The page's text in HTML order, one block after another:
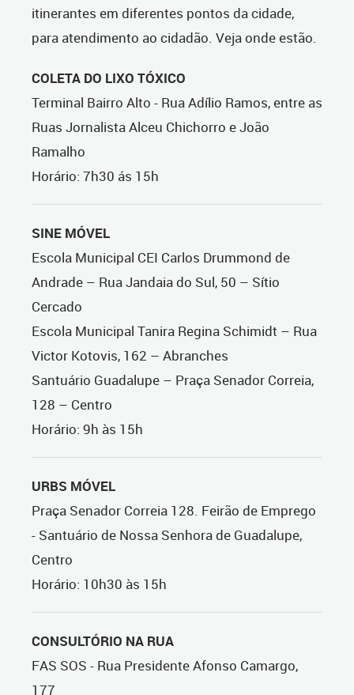
itinerantes em diferentes pontos da cidade,
para atendimento ao cidadão. Veja onde estão.
COLETA DO LIXO TÓXICO
Terminal Bairro Alto - Rua Adílio Ramos, entre as
Ruas Jornalista Alceu Chichorro e João
Ramalho
Horário: 7h30 ás 15h
SINE MÓVEL
Escola Municipal CEI Carlos Drummond de
Andrade – Rua Jandaia do Sul, 50 – Sítio
Cercado
Escola Municipal Tanira Regina Schimidt – Rua
Victor Kotovis, 162 – Abranches
Santuário Guadalupe – Praça Senador Correia,
128 – Centro
Horário: 9h às 15h
URBS MÓVEL
Praça Senador Correia 128. Feirão de Emprego
- Santuário de Nossa Senhora de Guadalupe,
Centro
Horário: 10h30 às 15h
CONSULTÓRIO NA RUA
FAS SOS - Rua Presidente Afonso Camargo,
177